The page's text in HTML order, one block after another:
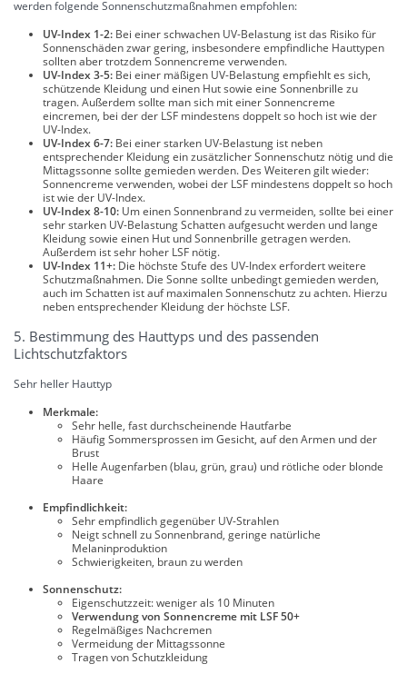
werden folgende Sonnenschutzmaßnahmen empfohlen:
UV-Index 1-2: Bei einer schwachen UV-Belastung ist das Risiko für
Sonnenschäden zwar gering, insbesondere empfindliche Hauttypen
sollten aber trotzdem Sonnencreme verwenden.
UV-Index 3-5: Bei einer mäßigen UV-Belastung empfiehlt es sich,
schützende Kleidung und einen Hut sowie eine Sonnenbrille zu
tragen. Außerdem sollte man sich mit einer Sonnencreme
eincremen, bei der der LSF mindestens doppelt so hoch ist wie der
UV-Index.
UV-Index 6-7: Bei einer starken UV-Belastung ist neben
entsprechender Kleidung ein zusätzlicher Sonnenschutz nötig und die
Mittagssonne sollte gemieden werden. Des Weiteren gilt wieder:
Sonnencreme verwenden, wobei der LSF mindestens doppelt so hoch
ist wie der UV-Index.
UV-Index 8-10: Um einen Sonnenbrand zu vermeiden, sollte bei einer
sehr starken UV-Belastung Schatten aufgesucht werden und lange
Kleidung sowie einen Hut und Sonnenbrille getragen werden.
Außerdem ist sehr hoher LSF nötig.
UV-Index 11+: Die höchste Stufe des UV-Index erfordert weitere
Schutzmaßnahmen. Die Sonne sollte unbedingt gemieden werden,
auch im Schatten ist auf maximalen Sonnenschutz zu achten. Hierzu
neben entsprechender Kleidung der höchste LSF.
5. Bestimmung des Hauttyps und des passenden
Lichtschutzfaktors
Sehr heller Hauttyp
Merkmale:
Sehr helle, fast durchscheinende Hautfarbe
Häufig Sommersprossen im Gesicht, auf den Armen und der
Brust
Helle Augenfarben (blau, grün, grau) und rötliche oder blonde
Haare
Empfindlichkeit:
Sehr empfindlich gegenüber UV-Strahlen
Neigt schnell zu Sonnenbrand, geringe natürliche
Melaninproduktion
Schwierigkeiten, braun zu werden
Sonnenschutz:
Eigenschutzzeit: weniger als 10 Minuten
Verwendung von Sonnencreme mit LSF 50+
Regelmäßiges Nachcremen
Vermeidung der Mittagssonne
Tragen von Schutzkleidung